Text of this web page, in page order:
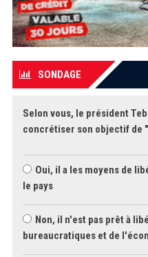
SONDAGE
Selon vous, le président
concrétiser son objectif de
Oui, il a les moyens de
le pays
Non, il n'est pas prêt à
bureaucratiques et de